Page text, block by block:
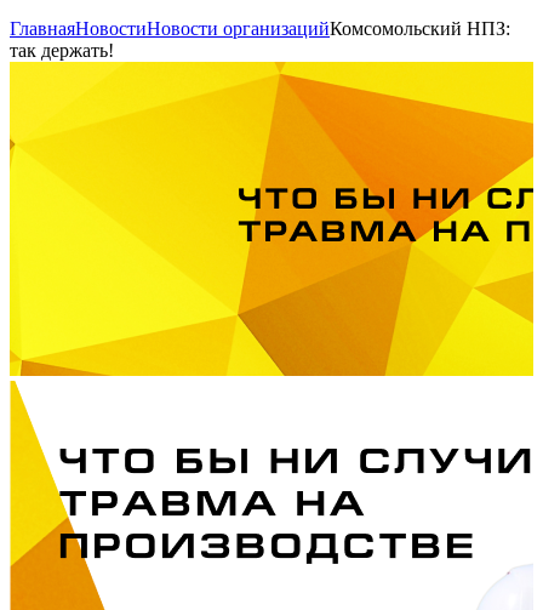
ГлавнаяНовостиНовости организацийКомсомольский НПЗ:
так держать!